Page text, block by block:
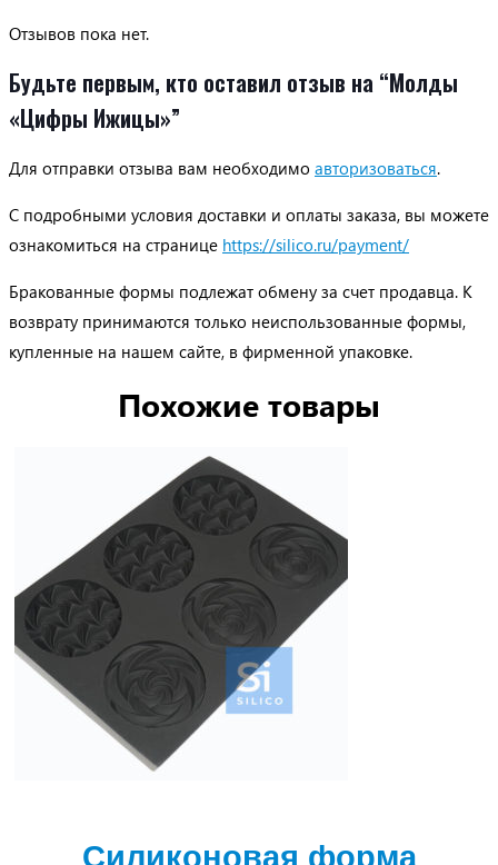
Отзывов пока нет.
Будьте первым, кто оставил отзыв на “Молды
«Цифры Ижицы»”
Для отправки отзыва вам необходимо авторизоваться.
С подробными условия доставки и оплаты заказа, вы можете
ознакомиться на странице https://silico.ru/payment/
Бракованные формы подлежат обмену за счет продавца. К
возврату принимаются только неиспользованные формы,
купленные на нашем сайте, в фирменной упаковке.
Похожие товары
Силиконовая форма